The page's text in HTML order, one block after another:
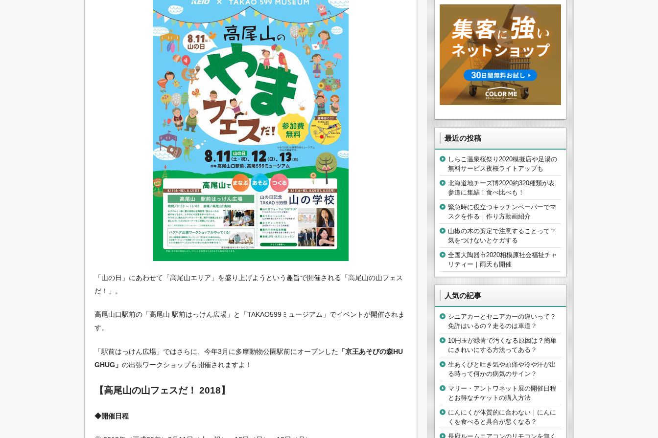
「山の日」にあわせて「高尾山エリア」を盛り上げようという趣旨で開催される「高尾山の山フェス
だ！」。
高尾山口駅前の「高尾山 駅前はっけん広場」と「TAKAO599ミュージアム」でイベントが開催されま
す。
「駅前はっけん広場」ではさらに、今年3月に多摩動物公園駅前にオープンした 「京王あそびの森HU
GHUG」 の出張ワークショップも開催されますよ！
【高尾山の山フェスだ！ 2018】
◆開催日程
最近の投稿
しらこ温泉桜祭り2020模擬店や足湯の
無料サービス夜桜ライトアップも
北海道地チーズ博2020約320種類が表
参道に集結！食べ比べも！
緊急時に役立つキッチンペーパーでマ
スクを作る｜作り方動画紹介
山椒の木の剪定で注意することって？
気をつけないとケガする
全国大陶器市2020相模原社会福祉チャ
リティー｜雨天も開催
人気の記事
シニアカーとセニアカーの違いって？
免許はいるの？走るのは車道？
10円玉が緑青で汚くなる原因は？簡単
にきれいにする方法ってある？
生あくびと吐き気や頭痛や冷や汗が出
る時って何かの病気のサイン？
マリー・アントワネット展の開催日程
とお得なチケットの購入方法
にんにくが体質的に合わない｜にんに
くを食べると具合が悪くなる？
長府ルームエアコンのリモコンを無く